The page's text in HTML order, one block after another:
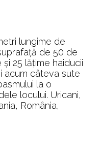
lungime de
de 50 de
25 lățime haiducii
acum câteva sute
la o
locului. Uricani,
România,